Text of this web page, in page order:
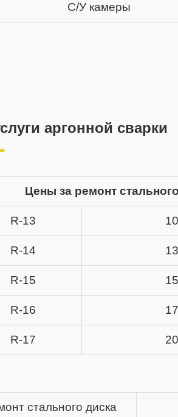
С/У камеры
аргонной сварки
Цены за ремонт
R-13
R-14
R-15
R-16
R-17
стального диска